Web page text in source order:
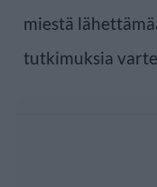
miestä
tutkimuksia